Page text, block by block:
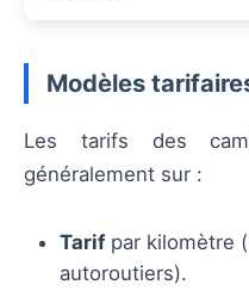
Modèles
Les tarifs des
généralement sur :
Tarifpar kilomètre
autoroutiers).